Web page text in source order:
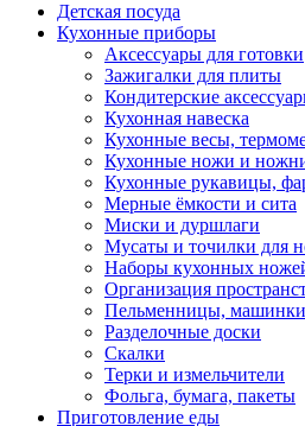
Детская посуда
Кухонные приборы
Аксессуары для готовки
Зажигалки для плиты
Кондитерские
Кухонная навеска
Кухонные весы,
Кухонные ножи и
Кухонные рукавицы,
Мерные ёмкости и сита
Миски и дуршлаги
Мусаты и точилки для
Наборы кухонных
Организация
Пельменницы, машинки
Разделочные доски
Скалки
Терки и измельчители
Фольга, бумага, пакеты
Приготовление еды